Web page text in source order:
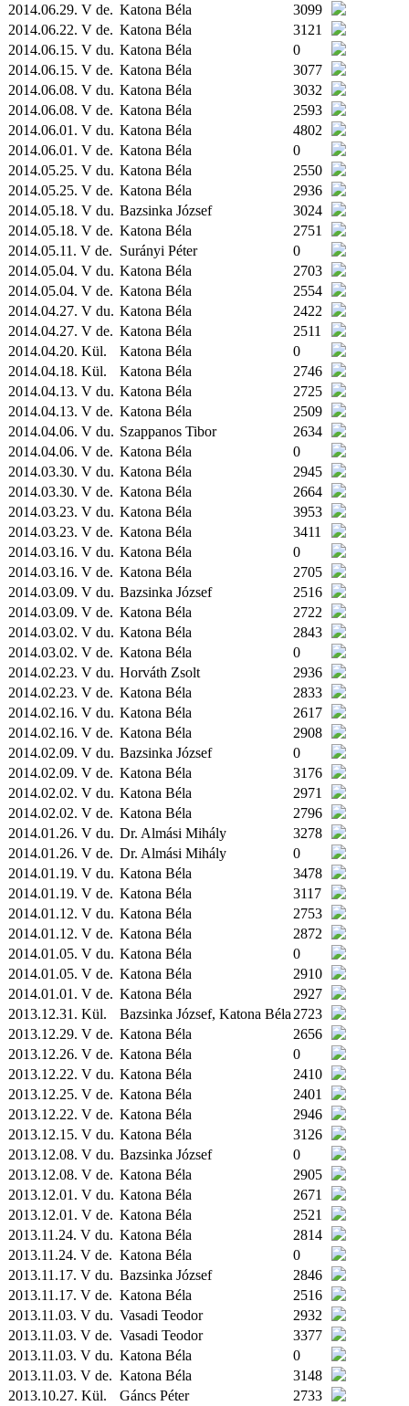
2014.06.29. V de. Katona Béla
3099
2014.06.22. V de. Katona Béla
3121
2014.06.15. V du. Katona Béla
0
2014.06.15. V de. Katona Béla
3077
2014.06.08. V du. Katona Béla
3032
2014.06.08. V de. Katona Béla
2593
2014.06.01. V du. Katona Béla
4802
2014.06.01. V de. Katona Béla
0
2014.05.25. V du. Katona Béla
2550
2014.05.25. V de. Katona Béla
2936
2014.05.18. V du. Bazsinka József
3024
2014.05.18. V de. Katona Béla
2751
2014.05.11. V de. Surányi Péter
0
2014.05.04. V du. Katona Béla
2703
2014.05.04. V de. Katona Béla
2554
2014.04.27. V du. Katona Béla
2422
2014.04.27. V de. Katona Béla
2511
2014.04.20. Kül. Katona Béla
0
2014.04.18. Kül. Katona Béla
2746
2014.04.13. V du. Katona Béla
2725
2014.04.13. V de. Katona Béla
2509
2014.04.06. V du. Szappanos Tibor
2634
2014.04.06. V de. Katona Béla
0
2014.03.30. V du. Katona Béla
2945
2014.03.30. V de. Katona Béla
2664
2014.03.23. V du. Katona Béla
3953
2014.03.23. V de. Katona Béla
3411
2014.03.16. V du. Katona Béla
0
2014.03.16. V de. Katona Béla
2705
2014.03.09. V du. Bazsinka József
2516
2014.03.09. V de. Katona Béla
2722
2014.03.02. V du. Katona Béla
2843
2014.03.02. V de. Katona Béla
0
2014.02.23. V du. Horváth Zsolt
2936
2014.02.23. V de. Katona Béla
2833
2014.02.16. V du. Katona Béla
2617
2014.02.16. V de. Katona Béla
2908
2014.02.09. V du. Bazsinka József
0
2014.02.09. V de. Katona Béla
3176
2014.02.02. V du. Katona Béla
2971
2014.02.02. V de. Katona Béla
2796
2014.01.26. V du. Dr. Almási Mihály
3278
2014.01.26. V de. Dr. Almási Mihály
0
2014.01.19. V du. Katona Béla
3478
2014.01.19. V de. Katona Béla
3117
2014.01.12. V du. Katona Béla
2753
2014.01.12. V de. Katona Béla
2872
2014.01.05. V du. Katona Béla
0
2014.01.05. V de. Katona Béla
2910
2014.01.01. V de. Katona Béla
2927
2013.12.31. Kül. Bazsinka József, Katona Béla 2723
2013.12.29. V de. Katona Béla
2656
2013.12.26. V de. Katona Béla
0
2013.12.22. V du. Katona Béla
2410
2013.12.25. V de. Katona Béla
2401
2013.12.22. V de. Katona Béla
2946
2013.12.15. V du. Katona Béla
3126
2013.12.08. V du. Bazsinka József
0
2013.12.08. V de. Katona Béla
2905
2013.12.01. V du. Katona Béla
2671
2013.12.01. V de. Katona Béla
2521
2013.11.24. V du. Katona Béla
2814
2013.11.24. V de. Katona Béla
0
2013.11.17. V du. Bazsinka József
2846
2013.11.17. V de. Katona Béla
2516
2013.11.03. V du. Vasadi Teodor
2932
2013.11.03. V de. Vasadi Teodor
3377
2013.11.03. V du. Katona Béla
0
2013.11.03. V de. Katona Béla
3148
2013.10.27. Kül. Gáncs Péter 2733